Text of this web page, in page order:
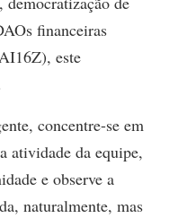
financeiras
este
concentre-se em
atividade da equipe,
e observe a
naturalmente, mas